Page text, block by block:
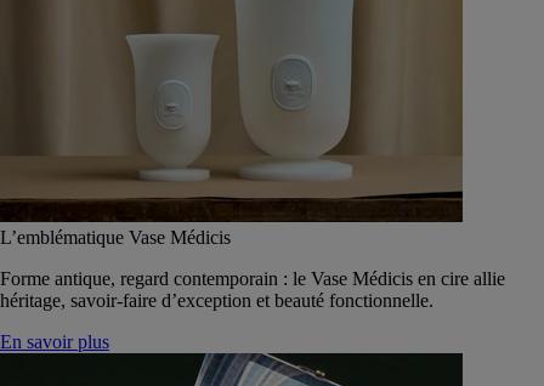
L’emblématique Vase Médicis
Forme antique, regard contemporain : le Vase Médicis en cire allie
héritage, savoir-faire d’exception et beauté fonctionnelle.
En savoir plus